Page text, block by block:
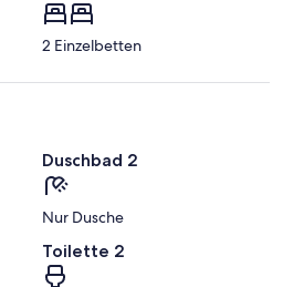
2 Einzelbetten
Duschbad 2
Nur Dusche
Toilette 2